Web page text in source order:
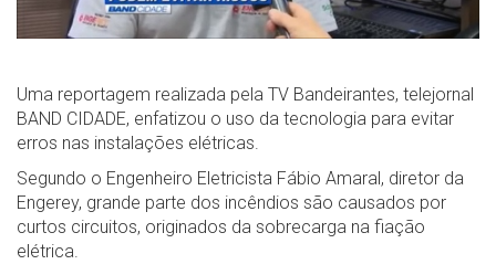
Uma reportagem realizada pela TV Bandeirantes, telejornal
BAND CIDADE, enfatizou o uso da tecnologia para evitar
erros nas instalações elétricas.
Segundo o Engenheiro Eletricista Fábio Amaral, diretor da
Engerey, grande parte dos incêndios são causados por
curtos circuitos, originados da sobrecarga na fiação
elétrica.